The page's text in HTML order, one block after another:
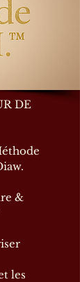
DE
&
les